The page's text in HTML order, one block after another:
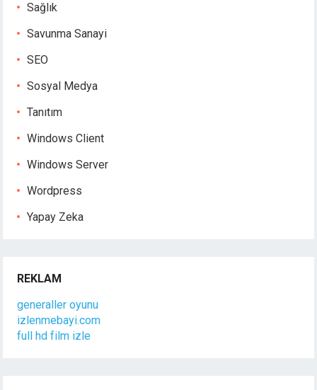
Sağlık
Savunma Sanayi
SEO
Sosyal Medya
Tanıtım
Windows Client
Windows Server
Wordpress
Yapay Zeka
REKLAM
generaller oyunu
izlenmebayi.com
full hd film izle